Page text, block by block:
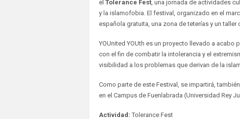
el Tolerance Fest, una jornada de actividades
y la islamofobia. El festival, organizado en el
española gratuita, una zona de teterías y un
YOUnited YOUth es un proyecto llevado a
con el fin de combatir la intolerancia y el
visibilidad a los problemas que derivan de la
Como parte de este Festival, se impartirá,
en el Campus de Fuenlabrada (Universidad Rey
Actividad: Tolerance Fest